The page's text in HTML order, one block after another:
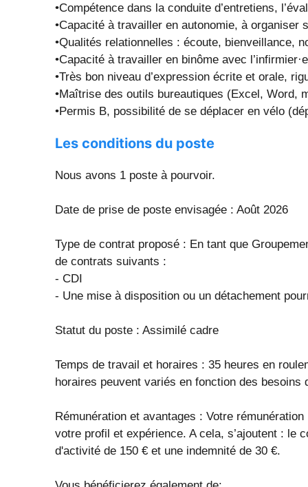
•Compétence dans la conduite d’entretiens,
•Capacité à travailler en autonomie, à
•Qualités relationnelles : écoute, bienveillance,
•Capacité à travailler en binôme avec
•Très bon niveau d’expression écrite et orale,
•Maîtrise des outils bureautiques (Excel,
•Permis B, possibilité de se déplacer en vélo
Les conditions du poste
Nous avons 1 poste à pourvoir.
Date de prise de poste envisagée : Août 2026
Type de contrat proposé : En tant que
de contrats suivants :
- CDI
- Une mise à disposition ou un détachement
Statut du poste : Assimilé cadre
Temps de travail et horaires : 35 heures en
horaires peuvent variés en fonction des besoins
Rémunération et avantages : Votre
votre profil et expérience. A cela, s’ajoutent : le
d'activité de 150 € et une indemnité de 30 €.